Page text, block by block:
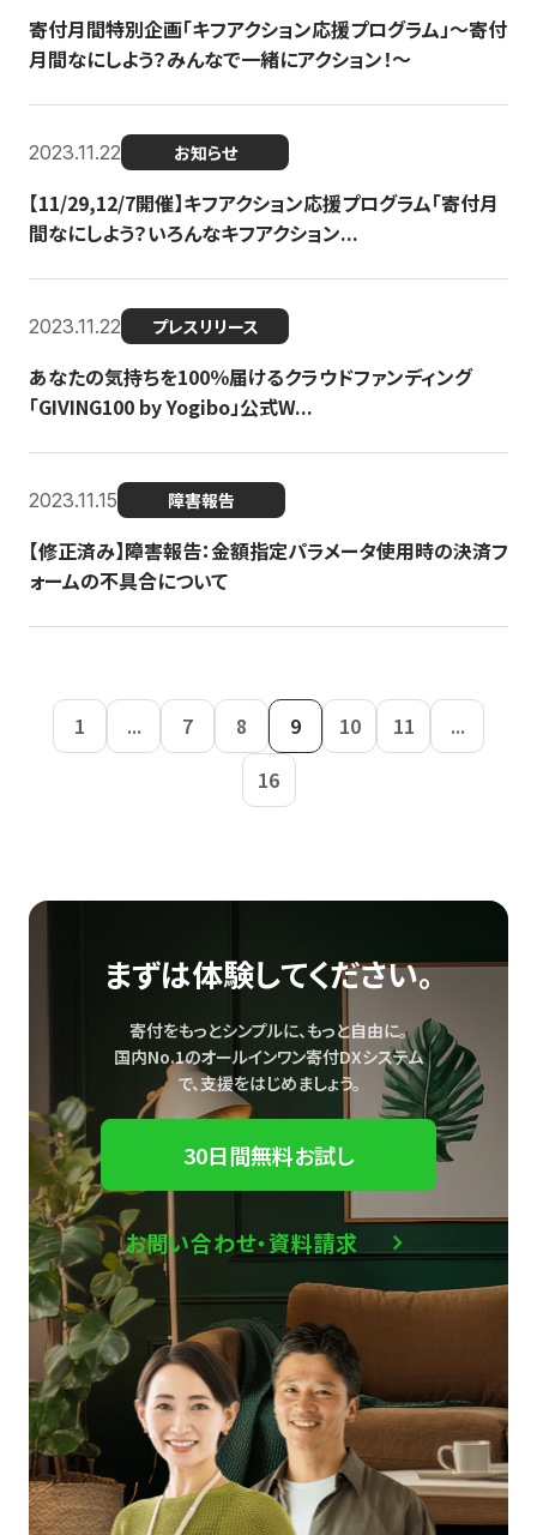
寄付月間特別企画「キフアクション応援プログラム」〜寄付
月間なにしよう？みんなで一緒にアクション！〜
2023.11.22 お知らせ
【11/29,12/7開催】キフアクション応援プログラム「寄付月
間なにしよう？いろんなキフアクション...
2023.11.22 プレスリリース
あなたの気持ちを100％届けるクラウドファンディング
「GIVING100 by Yogibo」公式W...
2023.11.15 障害報告
【修正済み】障害報告：金額指定パラメータ使用時の決済フ
ォームの不具合について
1 ... 7 8 9 10 11
...
16
まずは体験してください。
寄付をもっとシンプルに、もっと自由に。
国内No.1のオールインワン寄付DXシステム
で、支援をはじめましょう。
30日間無料お試し
お問い合わせ・資料請求